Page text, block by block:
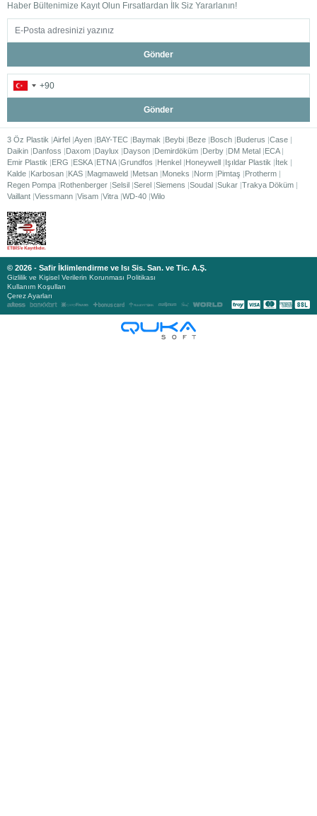
Haber Bültenimize Kayıt Olun Fırsatlardan İlk Siz Yararlanın!
Gönder
Gönder
3 Öz Plastik Airfel Ayen BAY-TEC Baymak Beybi Beze Bosch Buderus Case
Daikin Danfoss Daxom Daylux Dayson Demirdöküm Derby DM Metal ECA
Emir Plastik
ERG ESKA ETNA Grundfos Henkel Honeywell Işıldar Plastik
İtek
Kalde Karbosan KAS Magmaweld Metsan Moneks Norm Pimtaş
Protherm
Regen Pompa Rothenberger Selsil Serel Siemens Soudal Sukar Trakya Döküm
Vaillant Viessmann Visam Vitra WD-40 Wilo
© 2026 - Safir İklimlendirme ve Isı Sis. San. ve Tic. A.Ş.
Gizlilik ve Kişisel Verilerin Korunması Politikası
Kullanım Koşulları
Çerez Ayarları